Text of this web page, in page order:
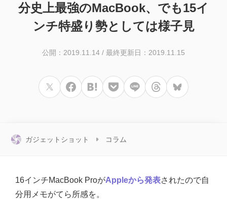
分史上最強のMacBook、でも15イ
ンチ特盛り勢としては様子見
公開：2019.11.14 / 最終更新日：2019.11.15
ガジェットショット コラム
16インチMacBook ProがAppleから発表されたので自
分用メモがてら所感を。